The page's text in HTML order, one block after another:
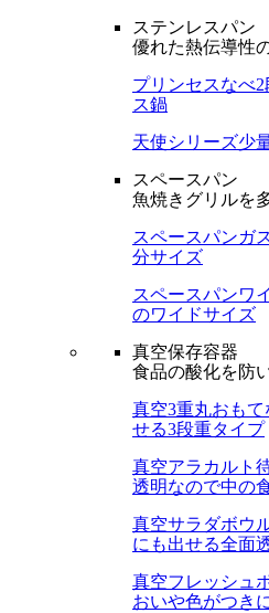
ステンレスパン
優れた熱伝導性
プリンセスなべ
ス鍋
天使シリーズ少
スペースパン
魚焼きグリルを
スペースパンガ
分サイズ
スペースパンワ
のワイドサイズ
真空保存容器
食品の酸化を防
真空3重丸おも
せる3段重タイプ
真空アラカルト
透明なので中の
真空サラダボウ
にも出せる全面
真空フレッシュ
おいや色がつき